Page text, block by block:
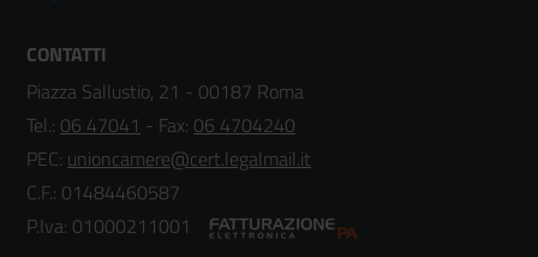
CONTATTI
Piazza Sallustio, 21 - 00187 Roma
Tel.: 06 47041 - Fax: 06 4704240
PEC: unioncamere@cert.legalmail.it
C.F.: 01484460587
P.Iva: 01000211001